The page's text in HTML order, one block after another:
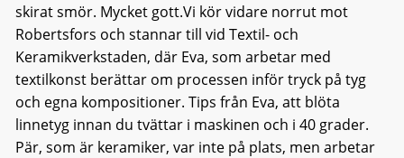
skirat smör. Mycket gott.Vi kör vidare norrut mot
Robertsfors och stannar till vid Textil- och
Keramikverkstaden, där Eva, som arbetar med
textilkonst berättar om processen inför tryck på tyg
och egna kompositioner. Tips från Eva, att blöta
linnetyg innan du tvättar i maskinen och i 40 grader.
Pär, som är keramiker, var inte på plats, men arbetar